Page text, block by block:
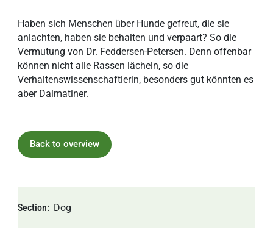
Haben sich Menschen über Hunde gefreut, die sie
anlachten, haben sie behalten und verpaart? So die
Vermutung von Dr. Feddersen-Petersen. Denn offenbar
können nicht alle Rassen lächeln, so die
Verhaltenswissenschaftlerin, besonders gut könnten es
aber Dalmatiner.
Section Dog
Back to overview